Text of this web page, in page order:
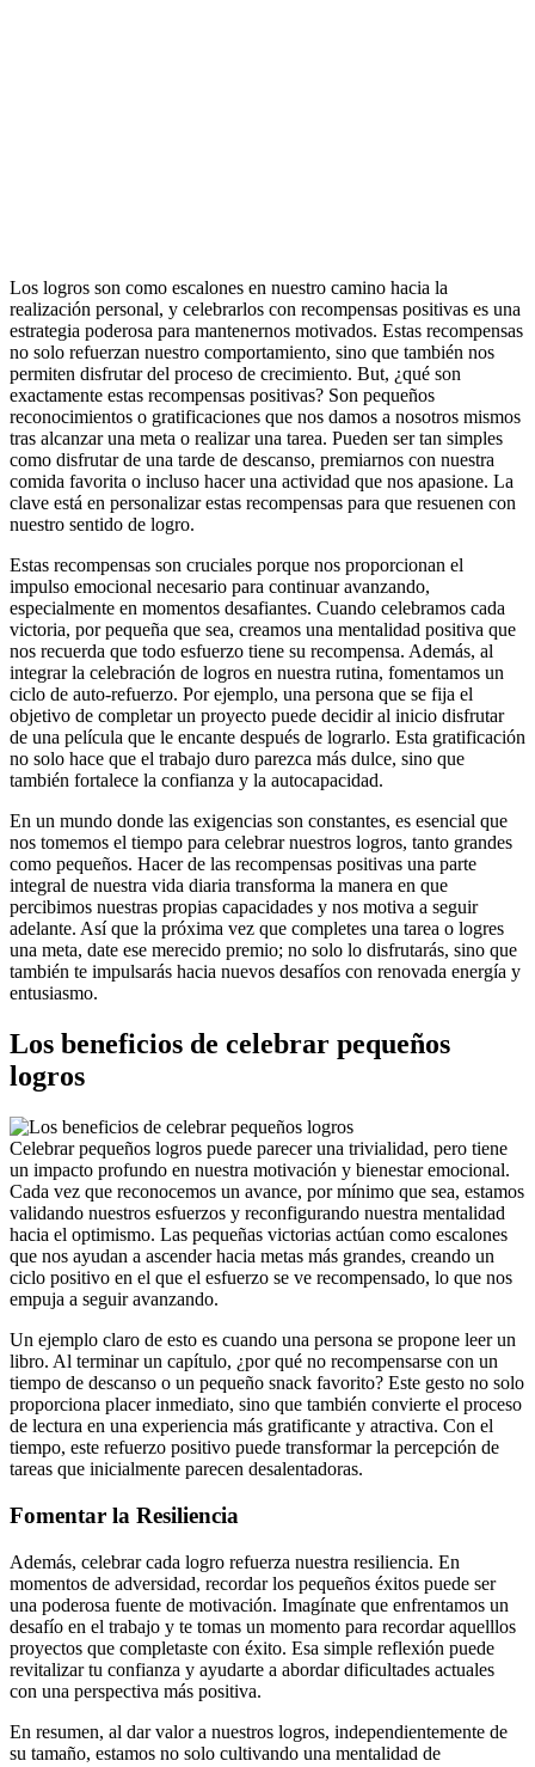
Los logros son como escalones en nuestro camino hacia la
realización personal, y celebrarlos con recompensas positivas es una
estrategia poderosa para mantenernos motivados. Estas recompensas
no solo refuerzan nuestro comportamiento, sino que también nos
permiten disfrutar del proceso de crecimiento. But, ¿qué son
exactamente estas recompensas positivas? Son pequeños
reconocimientos o gratificaciones que nos damos a nosotros mismos
tras alcanzar una meta o realizar una tarea. Pueden ser tan simples
como disfrutar de una tarde de descanso, premiarnos con nuestra
comida favorita o incluso hacer una actividad que nos apasione. La
clave está en personalizar estas recompensas para que resuenen con
nuestro sentido de logro.
Estas recompensas son cruciales porque nos proporcionan el
impulso emocional necesario para continuar avanzando,
especialmente en momentos desafiantes. Cuando celebramos cada
victoria, por pequeña que sea, creamos una mentalidad positiva que
nos recuerda que todo esfuerzo tiene su recompensa. Además, al
integrar la celebración de logros en nuestra rutina, fomentamos un
ciclo de auto-refuerzo. Por ejemplo, una persona que se fija el
objetivo de completar un proyecto puede decidir al inicio disfrutar
de una película que le encante después de lograrlo. Esta gratificación
no solo hace que el trabajo duro parezca más dulce, sino que
también fortalece la confianza y la autocapacidad.
En un mundo donde las exigencias son constantes, es esencial que
nos tomemos el tiempo para celebrar nuestros logros, tanto grandes
como pequeños. Hacer de las recompensas positivas una parte
integral de nuestra vida diaria transforma la manera en que
percibimos nuestras propias capacidades y nos motiva a seguir
adelante. Así que la próxima vez que completes una tarea o logres
una meta, date ese merecido premio; no solo lo disfrutarás, sino que
también te impulsarás hacia nuevos desafíos con renovada energía y
entusiasmo.
Los beneficios de celebrar pequeños
logros
Celebrar pequeños logros puede parecer una trivialidad, pero tiene
un impacto profundo en nuestra motivación y bienestar emocional.
Cada vez que reconocemos un avance, por mínimo que sea, estamos
validando nuestros esfuerzos y reconfigurando nuestra mentalidad
hacia el optimismo. Las pequeñas victorias actúan como escalones
que nos ayudan a ascender hacia metas más grandes, creando un
ciclo positivo en el que el esfuerzo se ve recompensado, lo que nos
empuja a seguir avanzando.
Un ejemplo claro de esto es cuando una persona se propone leer un
libro. Al terminar un capítulo, ¿por qué no recompensarse con un
tiempo de descanso o un pequeño snack favorito? Este gesto no solo
proporciona placer inmediato, sino que también convierte el proceso
de lectura en una experiencia más gratificante y atractiva. Con el
tiempo, este refuerzo positivo puede transformar la percepción de
tareas que inicialmente parecen desalentadoras.
Fomentar la Resiliencia
Además, celebrar cada logro refuerza nuestra resiliencia. En
momentos de adversidad, recordar los pequeños éxitos puede ser
una poderosa fuente de motivación. Imagínate que enfrentamos un
desafío en el trabajo y te tomas un momento para recordar aquelllos
proyectos que completaste con éxito. Esa simple reflexión puede
revitalizar tu confianza y ayudarte a abordar dificultades actuales
con una perspectiva más positiva.
En resumen, al dar valor a nuestros logros, independientemente de
su tamaño, estamos no solo cultivando una mentalidad de